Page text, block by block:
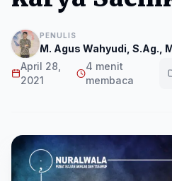
PENULIS
M. Agus Wahyudi, S.Ag.,
April 28,
2021
4 menit
membaca